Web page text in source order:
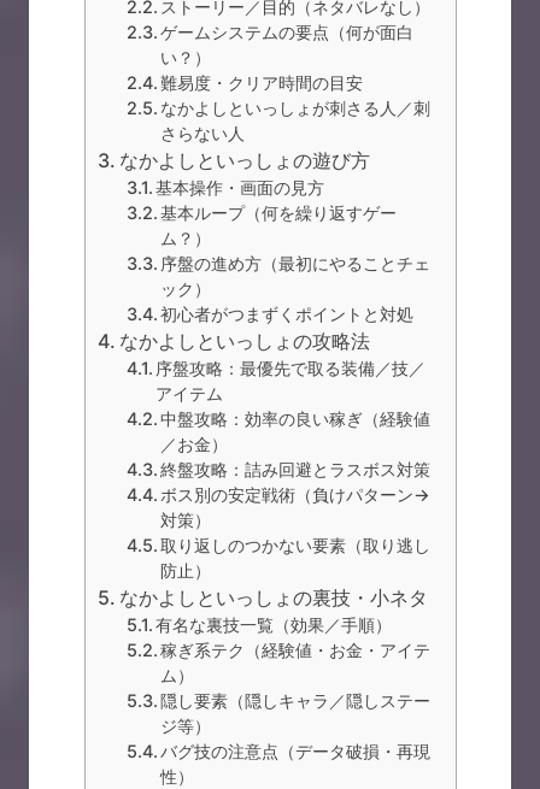
ストーリー／目的（ネタバレなし）
ゲームシステムの要点（何が面白
い？）
難易度・クリア時間の目安
なかよしといっしょが刺さる人／刺
さらない人
なかよしといっしょの遊び方
基本操作・画面の見方
基本ループ（何を繰り返すゲー
ム？）
序盤の進め方（最初にやることチェ
ック）
初心者がつまずくポイントと対処
なかよしといっしょの攻略法
序盤攻略：最優先で取る装備／技／
アイテム
中盤攻略：効率の良い稼ぎ（経験値
／お金）
終盤攻略：詰み回避とラスボス対策
ボス別の安定戦術（負けパターン→
対策）
取り返しのつかない要素（取り逃し
防止）
なかよしといっしょの裏技・小ネタ
有名な裏技一覧（効果／手順）
稼ぎ系テク（経験値・お金・アイテ
ム）
隠し要素（隠しキャラ／隠しステー
ジ等）
バグ技の注意点（データ破損・再現
性）